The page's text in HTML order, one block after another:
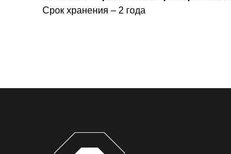
Срок хранения – 2 года